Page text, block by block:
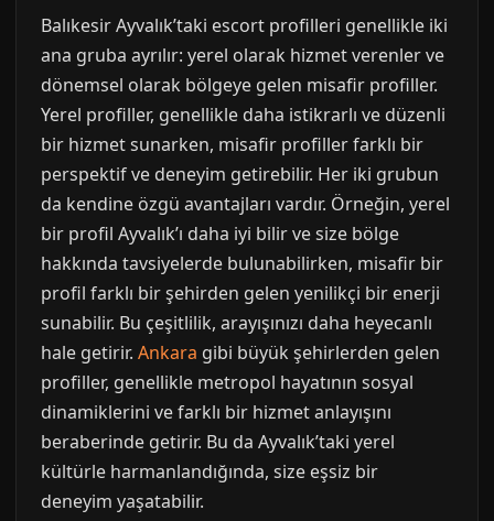
Balıkesir Ayvalık’taki escort profilleri genellikle iki
ana gruba ayrılır: yerel olarak hizmet verenler ve
dönemsel olarak bölgeye gelen misafir profiller.
Yerel profiller, genellikle daha istikrarlı ve düzenli
bir hizmet sunarken, misafir profiller farklı bir
perspektif ve deneyim getirebilir. Her iki grubun
da kendine özgü avantajları vardır. Örneğin, yerel
bir profil Ayvalık’ı daha iyi bilir ve size bölge
hakkında tavsiyelerde bulunabilirken, misafir bir
profil farklı bir şehirden gelen yenilikçi bir enerji
sunabilir. Bu çeşitlilik, arayışınızı daha heyecanlı
hale getirir. Ankara gibi büyük şehirlerden gelen
profiller, genellikle metropol hayatının sosyal
dinamiklerini ve farklı bir hizmet anlayışını
beraberinde getirir. Bu da Ayvalık’taki yerel
kültürle harmanlandığında, size eşsiz bir
deneyim yaşatabilir.